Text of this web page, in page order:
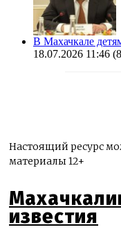
В Махачкале
18.07.2026 11:46
Настоящий ресурс
материалы 12+
известия